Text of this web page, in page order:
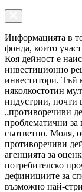
Информацията в
фонда, които
Коя дейност е
инвестиционно
инвеститори. Тъй
няколкостотин
индустрии, почти
„противоречиви
проблематични за
съответно. Моля,
противоречиви
агенцията за
потребителско
дефинициите за
възможно най-